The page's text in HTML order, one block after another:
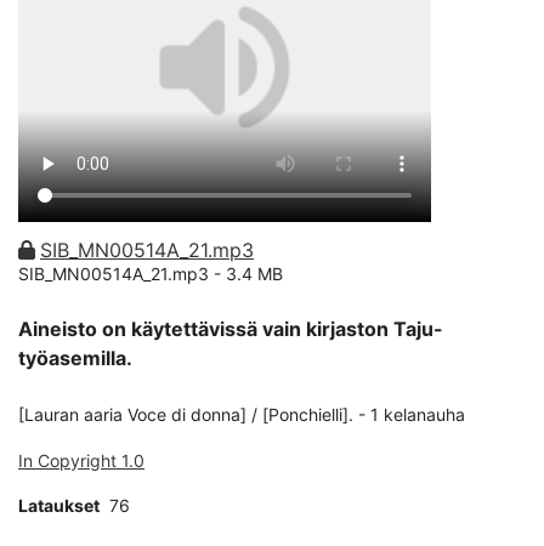
SIB_MN00514A_21.mp3
SIB_MN00514A_21.mp3 - 3.4 MB
Aineisto on käytettävissä vain kirjaston Taju-
työasemilla.
[Lauran aaria Voce di donna] / [Ponchielli]. - 1 kelanauha
In Copyright 1.0
Lataukset 76